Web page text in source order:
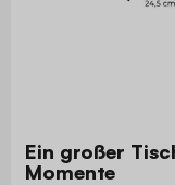
Ein großer
Momente